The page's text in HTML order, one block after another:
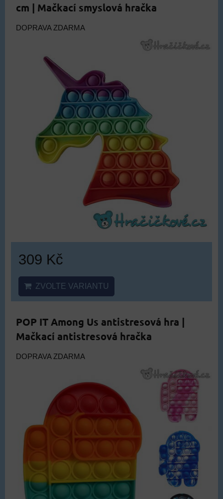
cm | Mačkací smyslová hračka
DOPRAVA ZDARMA
309 Kč
ZVOLTE VARIANTU
POP IT Among Us antistresová hra |
Mačkací antistresová hračka
DOPRAVA ZDARMA